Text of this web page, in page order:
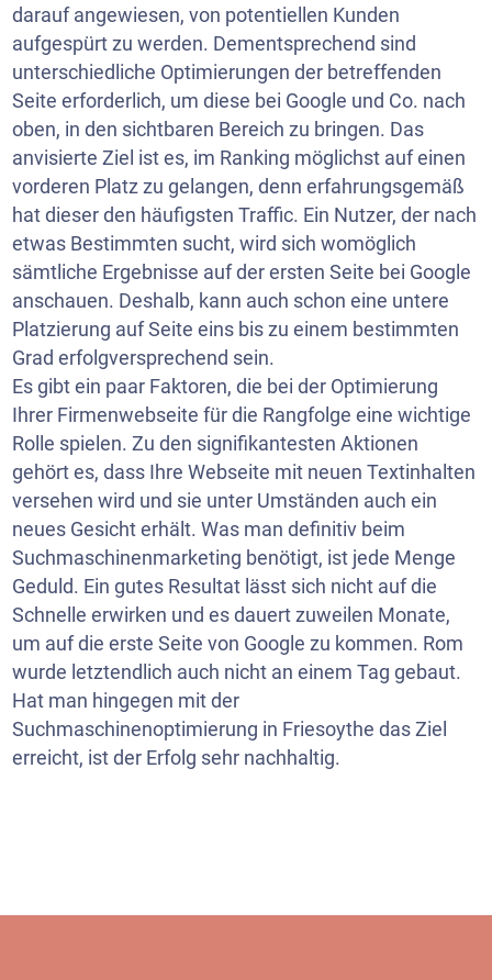
darauf angewiesen, von potentiellen Kunden
aufgespürt zu werden. Dementsprechend sind
unterschiedliche Optimierungen der betreffenden
Seite erforderlich, um diese bei Google und Co. nach
oben, in den sichtbaren Bereich zu bringen. Das
anvisierte Ziel ist es, im Ranking möglichst auf einen
vorderen Platz zu gelangen, denn erfahrungsgemäß
hat dieser den häufigsten Traffic. Ein Nutzer, der nach
etwas Bestimmten sucht, wird sich womöglich
sämtliche Ergebnisse auf der ersten Seite bei Google
anschauen. Deshalb, kann auch schon eine untere
Platzierung auf Seite eins bis zu einem bestimmten
Grad erfolgversprechend sein.
Es gibt ein paar Faktoren, die bei der Optimierung
Ihrer Firmenwebseite für die Rangfolge eine wichtige
Rolle spielen. Zu den signifikantesten Aktionen
gehört es, dass IhreWebseite mit neuen Textinhalten
versehen wird und sie unter Umständen auch ein
neues Gesicht erhält. Was man definitiv beim
Suchmaschinenmarketing benötigt, ist jede Menge
Geduld. Ein gutes Resultat lässt sich nicht auf die
Schnelle erwirken und es dauert zuweilen Monate,
um auf die erste Seite von Google zu kommen. Rom
wurde letztendlich auch nicht an einem Tag gebaut.
Hat man hingegen mit der
Suchmaschinenoptimierung in Friesoythe das Ziel
erreicht, ist der Erfolg sehr nachhaltig.